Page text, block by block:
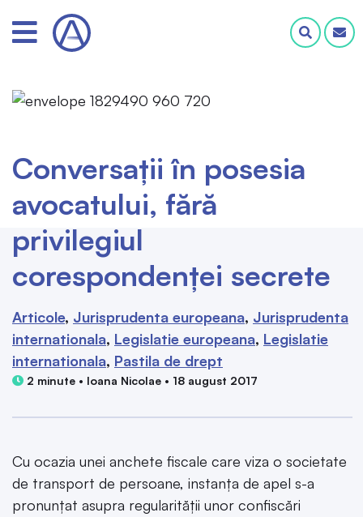
Conversații în posesia
avocatului, fără
privilegiul
corespondenței secrete
Articole Jurisprudenta europeana Jurisprudenta
internationala Legislatie europeana Legislatie
internationala Pastila de drept
2 minute • Ioana Nicolae • 18 august 2017
Cu ocazia unei anchete fiscale care viza o societate
de transport de persoane, instanța de apel s-a
pronunțat asupra regularității unor confiscări